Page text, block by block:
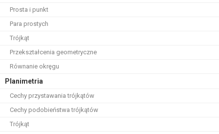
Prosta i punkt
Para prostych
Trójkąt
Przekształcenia geometryczne
Równanie okręgu
Planimetria
Cechy przystawania trójkątów
Cechy podobieństwa trójkątów
Trójkąt